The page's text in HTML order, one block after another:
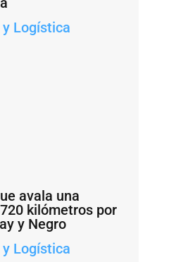
Logística
avala una
kilómetros por
y Negro
Logística